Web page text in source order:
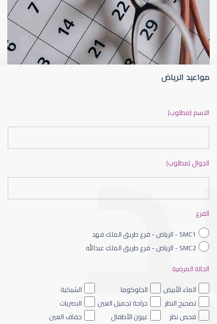
قلوبال لرعاية العين ضعف نظر
ضعف نظر الاطفال
ضعف نظر العين اليسرى
مواعيد الرياض
الاسم (مطلوب)
الجوال (مطلوب)
الفرع
SMC1 - الرياض - فرع طريق الملك فهد
SMC2 - الرياض - فرع طريق الملك عبدالله
الحالة المرضية
الماء الأبيض
الجلوكوما
الشبكية
تصحيح النظر
جراحة تجميل العين
البصريات
فحص نظر
عيون الأطفال جفاف العين